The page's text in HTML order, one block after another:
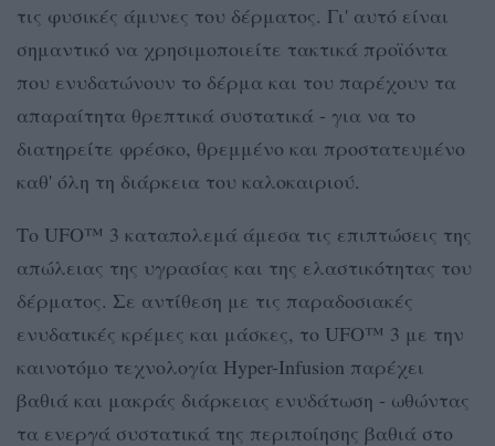
τις φυσικές άμυνες του δέρματος. Γι' αυτό είναι
σημαντικό να χρησιμοποιείτε τακτικά προϊόντα
που ενυδατώνουν το δέρμα και του παρέχουν τα
απαραίτητα θρεπτικά συστατικά - για να το
διατηρείτε φρέσκο, θρεμμένο και προστατευμένο
καθ' όλη τη διάρκεια του καλοκαιριού.
Το UFO™ 3 καταπολεμά άμεσα τις επιπτώσεις της
απώλειας της υγρασίας και της ελαστικότητας του
δέρματος. Σε αντίθεση με τις παραδοσιακές
ενυδατικές κρέμες και μάσκες, το UFO™ 3 με την
καινοτόμο τεχνολογία Hyper-Infusion παρέχει
βαθιά και μακράς διάρκειας ενυδάτωση - ωθώντας
τα ενεργά συστατικά της περιποίησης βαθιά στο